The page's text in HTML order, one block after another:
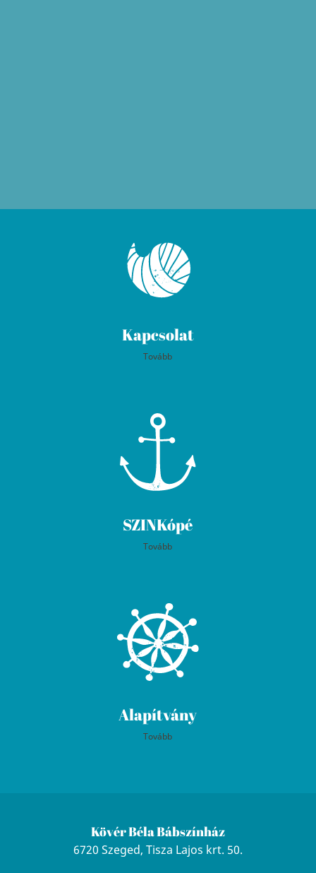
Kapcsolat
Tovább
SZINKópé
Tovább
Alapítvány
Tovább
Kövér Béla Bábszínház
6720 Szeged, Tisza Lajos krt. 50.